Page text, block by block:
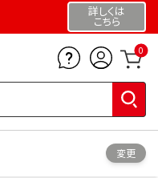
詳しくは
こちら
0
変更